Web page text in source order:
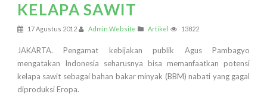
KELAPA SAWIT
17 Agustus 2012 Admin Website Artikel 13822
JAKARTA. Pengamat kebijakan publik Agus Pambagyo
mengatakan Indonesia seharusnya bisa memanfaatkan potensi
kelapa sawit sebagai bahan bakar minyak (BBM) nabati yang gagal
diproduksi Eropa.